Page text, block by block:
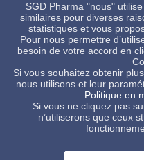
Certaines de nos références
Européens et Américains.
contacter votre représentant
SGD Pharma "nous"
similaires pour diverses
statistiques et vous
Pour nous permettre
besoin de votre accord en
Si vous souhaitez obtenir
nous utilisons et leur
Politique en
Si vous ne cliquez pas
n’utiliserons que ceux